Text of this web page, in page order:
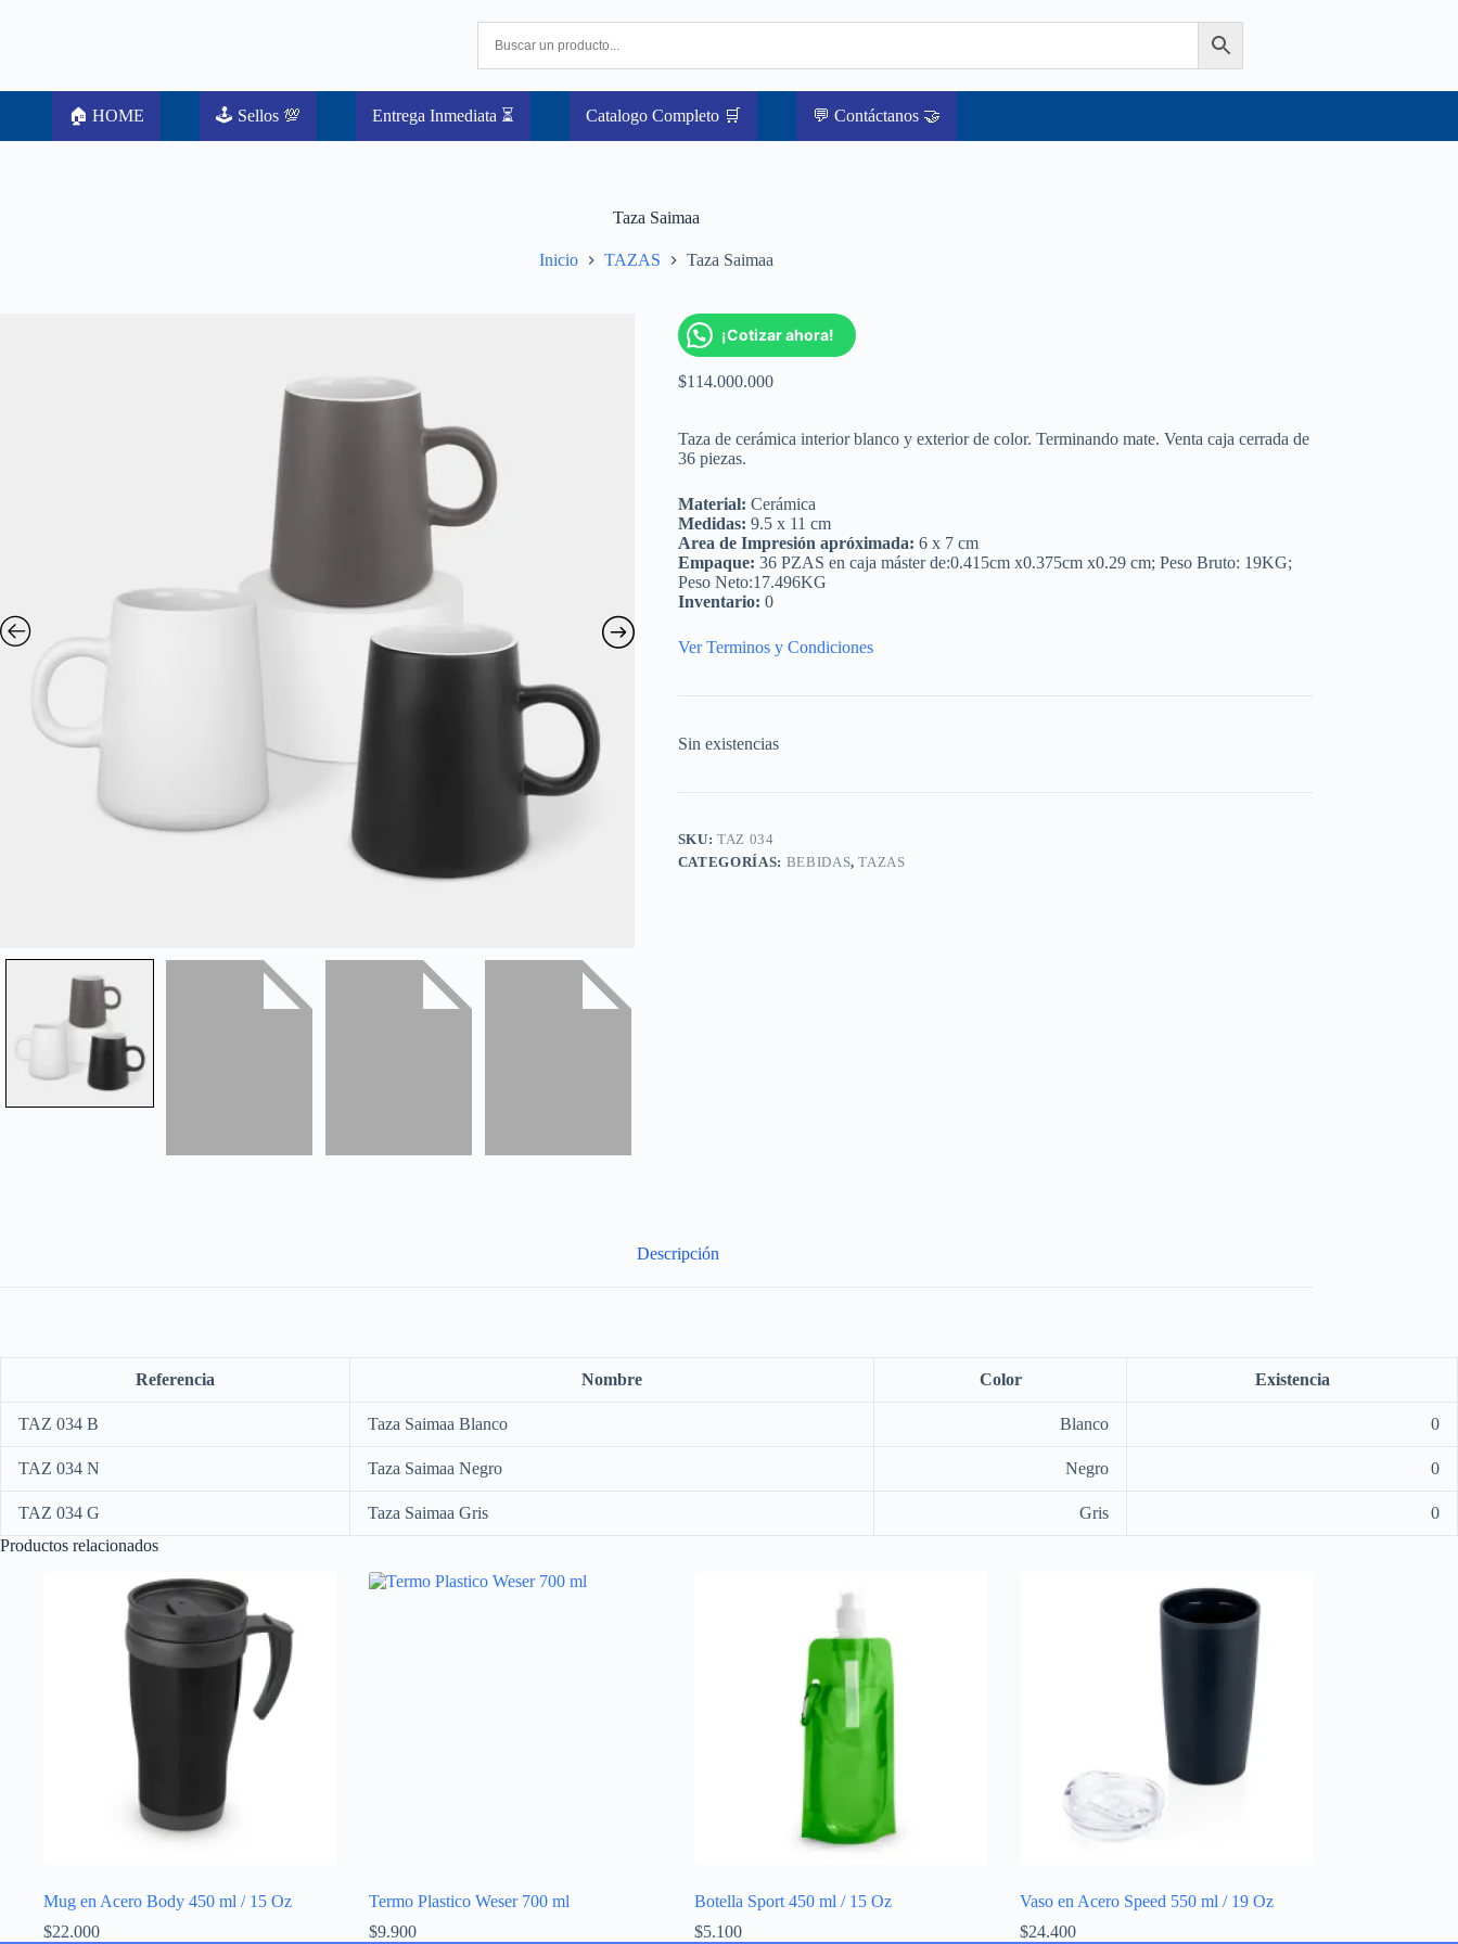
🏠 HOME 🕹️ Sellos 💯 Entrega Inmediata ⏳ Catalogo Completo 🛒 💬 Contáctanos 🤝
Taza Saimaa
Inicio TAZAS Taza Saimaa
¡Cotizar ahora!
$114.000.000
Taza de cerámica interior blanco y exterior de color. Terminando mate. Venta caja cerrada de
36 piezas.
Material: Cerámica
Medidas: 9.5 x 11 cm
Area de Impresión apróximada: 6 x 7 cm
Empaque: 36 PZAS en caja máster de:0.415cm x0.375cm x0.29 cm; Peso Bruto: 19KG;
Peso Neto:17.496KG
Inventario: 0
Ver Terminos y Condiciones
Sin existencias
SKU:TAZ 034
CATEGORÍAS: BEBIDAS,TAZAS
Descripción
Referencia Nombre Color Existencia
TAZ 034 B Taza Saimaa Blanco Blanco 0
TAZ 034 N Taza Saimaa Negro Negro 0
TAZ 034 G Taza Saimaa Gris Gris
0
Productos relacionados
Mug en Acero Body 450 ml / 15 Oz
$22.000
Termo Plastico Weser 700 ml
$9.900
Botella Sport 450 ml / 15 Oz
$5.100
Vaso en Acero Speed 550 ml / 19 Oz
$24.400